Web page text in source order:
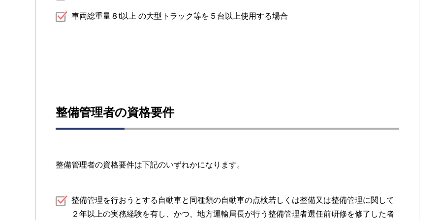
車両総重量８t以上 の大型トラック等を５台以上使用する場合
整備管理者の資格要件
整備管理者の資格要件は下記のいずれかになります。
整備管理を行おうとする自動車と同種類の自動車の点検若しくは整備又は整備管理に関して
２年以上の実務経験を有し、かつ、地方運輸局長が行う整備管理者選任前研修を修了した者